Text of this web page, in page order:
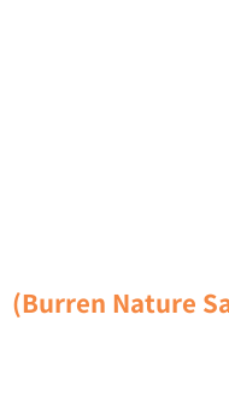
שמורת הטבע בורן (Burren Nature Sanctuary)